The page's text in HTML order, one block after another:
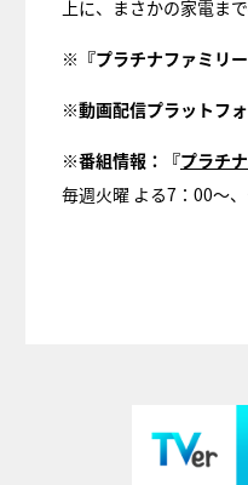
上に、まさかの家電ま
※『プラチナファミリ
※動画配信プラットフ
※番組情報：『プラチ
毎週火曜 よる7：00～